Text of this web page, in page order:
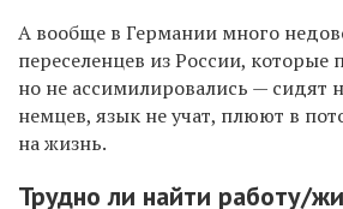
А вообще в Германии много
переселенцев из России, которые
но не ассимилировались — сидят
немцев, язык не учат, плюют в
на жизнь.
Трудно ли найти работу/